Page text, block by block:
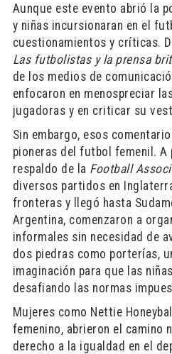
Aunque este evento abrió la
y niñas incursionaran en el
cuestionamientos y críticas.
Las futbolistas y la prensa
de los medios de
enfocaron en menospreciar
jugadoras y en criticar su
Sin embargo, esos
pioneras del futbol femenil. A
respaldo de la Football
diversos partidos en
fronteras y llegó hasta
Argentina, comenzaron a
informales sin necesidad de
dos piedras como porterías,
imaginación para que las
desafiando las normas
Mujeres como Nettie
femenino, abrieron el camino
derecho a la igualdad en el